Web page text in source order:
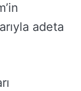
adeta